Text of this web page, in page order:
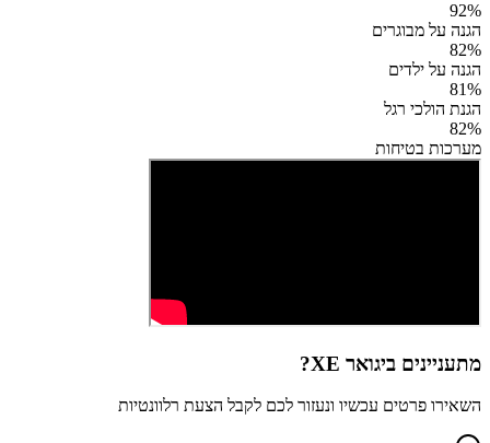
92%
הגנה על מבוגרים
82%
הגנה על ילדים
81%
הגנת הולכי רגל
82%
מערכות בטיחות
מתעניינים ביגואר XE ?
השאירו פרטים עכשיו ונעזור לכם לקבל הצעת רלוונטיות